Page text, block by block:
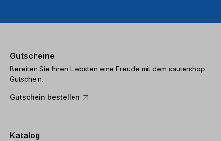
Gutscheine
Bereiten Sie Ihren Liebsten eine Freude mit dem sautershop
Gutschein.
Gutschein bestellen
Katalog